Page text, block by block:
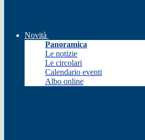
Novità
Panoramica
Le notizie
Le circolari
Calendario eventi
Albo online